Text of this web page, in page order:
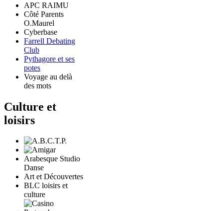
APC RAIMU
Côté Parents
O.Maurel
Cyberbase
Farrell Debating
Club
Pythagore et ses
potes
Voyage au delà
des mots
Culture et
loisirs
Arabesque Studio
Danse
Art et Découvertes
BLC loisirs et
culture